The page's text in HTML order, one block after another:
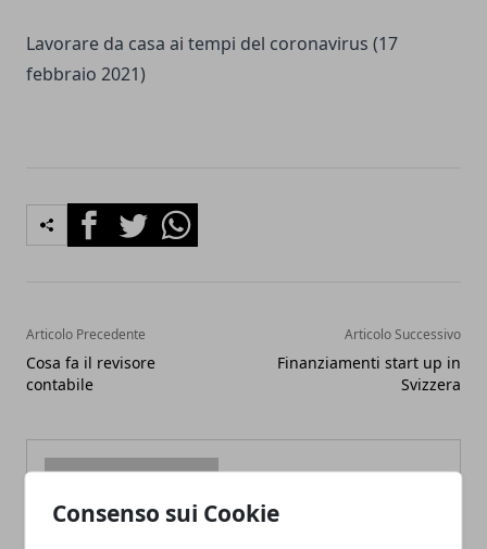
Consenso sui Cookie
Lavorare da casa ai tempi del coronavirus (17
febbraio 2021)
FacebookTwitterWhatsapp
Articolo Precedente
Cosa fa il revisore
contabile
Articolo Successivo
Finanziamenti start up in
Svizzera